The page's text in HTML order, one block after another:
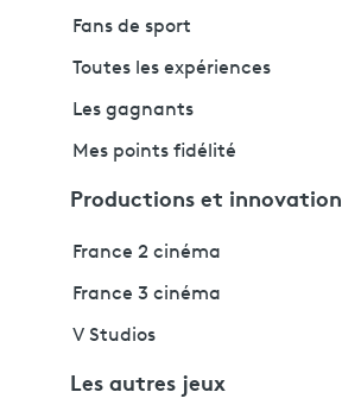
Fans de sport
Toutes les expériences
Les gagnants
Mes points fidélité
Productions et innovation
France 2 cinéma
France 3 cinéma
V Studios
Les autres jeux